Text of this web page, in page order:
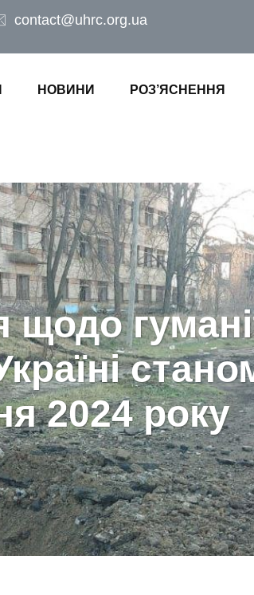
contact@uhrc.org.ua
НОВИНИ РОЗ’ЯСНЕННЯ
щодо
2024 року